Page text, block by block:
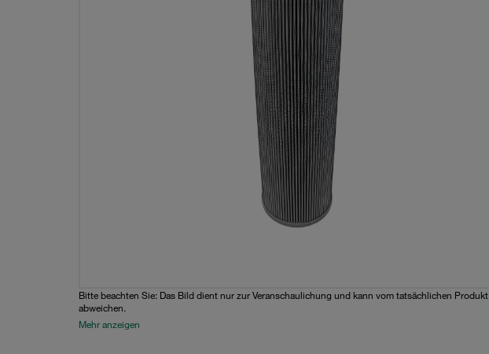
Bitte beachten Sie: Das Bild dient nur zur Veranschaulichung und kann vom tatsächlichen Produkt
abweichen.
Mehr anzeigen